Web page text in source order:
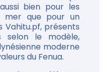
bien pour les
mer que pour un
Vahitu.pf, présents
le modèle,
moderne
du Fenua.